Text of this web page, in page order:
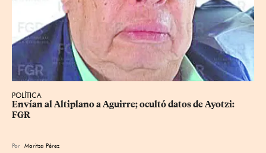
POLÍTICA
Envían al Altiplano a Aguirre; ocultó datos de Ayotzi:
FGR
Por Maritza Pérez